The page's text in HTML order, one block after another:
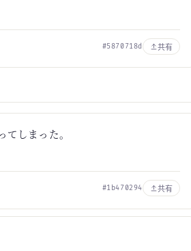
#5870718d 共有
しまった。
#1b470294 共有